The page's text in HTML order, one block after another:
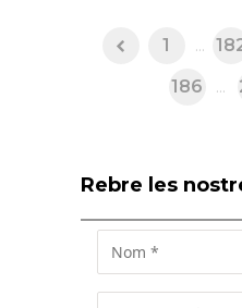
1 ...
186
...
Rebre les